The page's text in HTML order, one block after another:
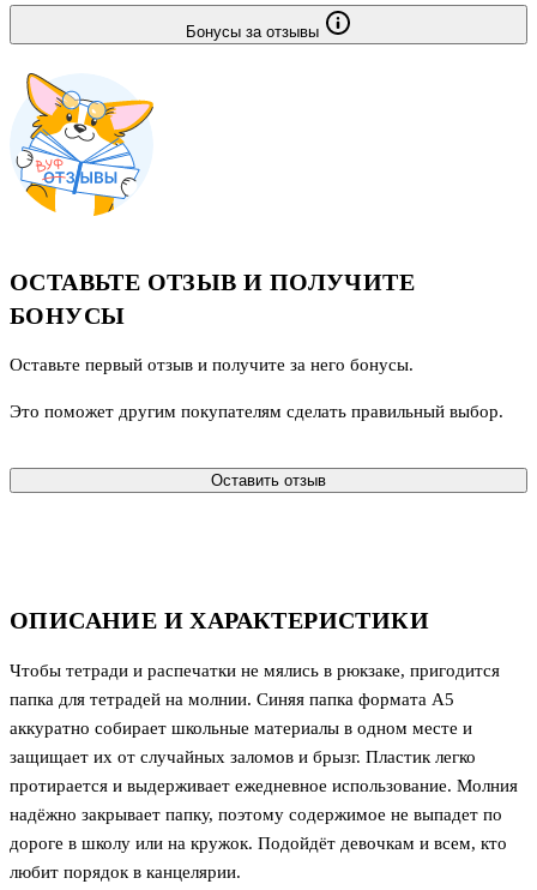
ОПИСАНИЕ И ХАРАКТЕРИСТИКИ
Чтобы тетради и распечатки не мялись в рюкзаке, пригодится
папка для тетрадей на молнии. Синяя папка формата А5
аккуратно собирает школьные материалы в одном месте и
защищает их от случайных заломов и брызг. Пластик легко
протирается и выдерживает ежедневное использование. Молния
надёжно закрывает папку, поэтому содержимое не выпадет по
дороге в школу или на кружок. Подойдёт девочкам и всем, кто
любит порядок в канцелярии.
Бонусы за отзывы
ОСТАВЬТЕ ОТЗЫВ И ПОЛУЧИТЕ
БОНУСЫ
Оставьте первый отзыв и получите за него бонусы.
Это поможет другим покупателям сделать правильный выбор.
Оставить отзыв